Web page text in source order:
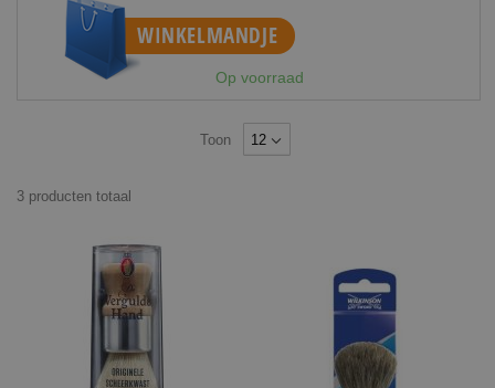
WINKELMANDJE
Op voorraad
Toon
3 producten totaal